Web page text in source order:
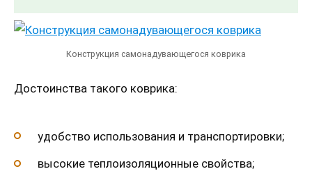
Конструкция самонадувающегося коврика
Достоинства такого коврика:
удобство использования и транспортировки;
высокие теплоизоляционные свойства;